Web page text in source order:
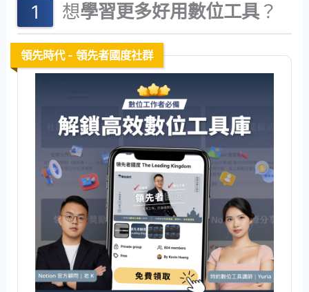
想學習更多好用數位工具？
領先時代 - 領先者國度社群